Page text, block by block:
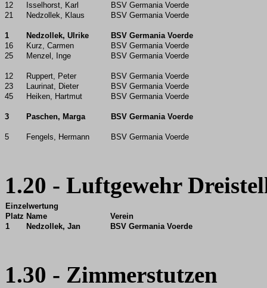
12
Isselhorst, Karl
BSV Germania Voerde
21
Nedzollek, Klaus BSV Germania Voerde
1 Nedzollek, Ulrike
BSV Germania Voerde
16
Kurz, Carmen
BSV Germania Voerde
25
Menzel, Inge BSV Germania Voerde
12 Ruppert, Peter
BSV Germania Voerde
23
Laurinat, Dieter
BSV Germania Voerde
45
Heiken, Hartmut BSV Germania Voerde
3 Paschen, Marga BSV Germania Voerde
5 Fengels, Hermann BSV Germania Voerde
1.20 - Luftgewehr
Einzelwertung
Platz Name
Verein
1
Nedzollek, Jan BSV Germania Voerde
1.30 - Zimmerstutzen